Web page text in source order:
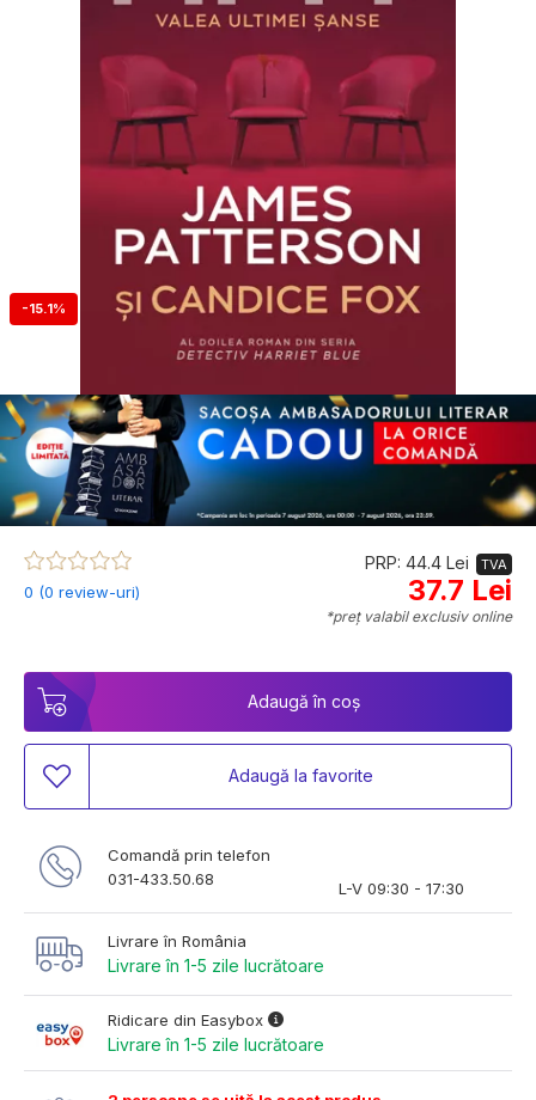
-15.1%
0 (0 review-uri)
PRP: 44.4 Lei TVA
37.7 Lei
*preț valabil exclusiv online
Adaugă în coș
Adaugă la favorite
Comandă prin telefon
031-433.50.68
L-V 09:30 - 17:30
Livrare în România
Livrare în 1-5 zile lucrătoare
Ridicare din Easybox
Livrare în 1-5 zile lucrătoare